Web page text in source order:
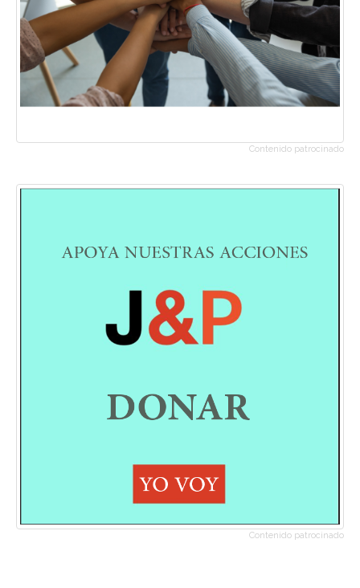
Contenido patrocinado
Contenido patrocinado